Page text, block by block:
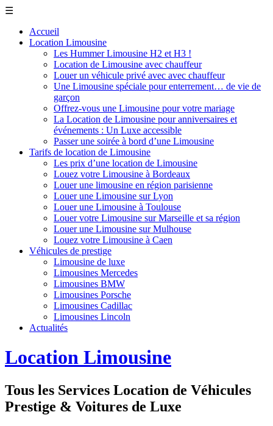
☰
Accueil
Location Limousine
Les Hummer Limousine H2 et H3 !
Location de Limousine avec chauffeur
Louer un véhicule privé avec avec chauffeur
Une Limousine spéciale pour enterrement… de vie de
garçon
Offrez-vous une Limousine pour votre mariage
La Location de Limousine pour anniversaires et
événements : Un Luxe accessible
Passer une soirée à bord d’une Limousine
Tarifs de location de Limousine
Les prix d’une location de Limousine
Louez votre Limousine à Bordeaux
Louer une limousine en région parisienne
Louer une Limousine sur Lyon
Louer une Limousine à Toulouse
Louer votre Limousine sur Marseille et sa région
Louer une Limousine sur Mulhouse
Louez votre Limousine à Caen
Véhicules de prestige
Limousine de luxe
Limousines Mercedes
Limousines BMW
Limousines Porsche
Limousines Cadillac
Limousines Lincoln
Actualités
Location Limousine
Tous les Services Location de Véhicules
Prestige & Voitures de Luxe